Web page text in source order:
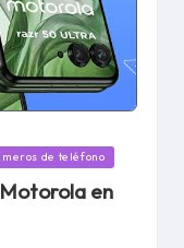
de teléfono
en